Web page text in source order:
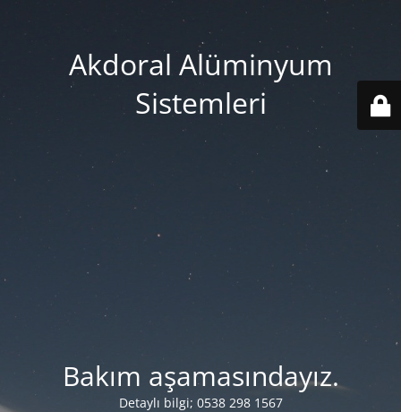
Akdoral Alüminyum
Sistemleri
Bakım aşamasındayız.
Detaylı bilgi; 0538 298 1567